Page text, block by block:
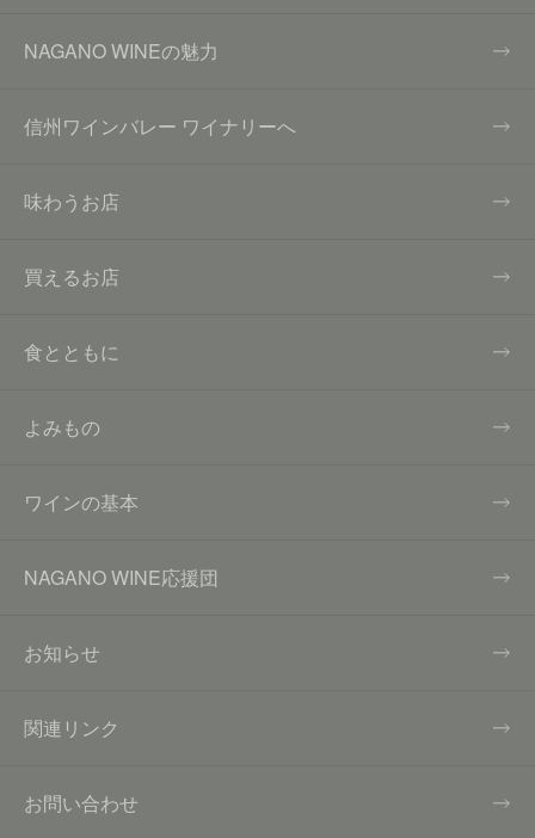
NAGANO WINEの魅力
信州ワインバレー ワイナリーへ
味わうお店
買えるお店
食とともに
よみもの
ワインの基本
NAGANO WINE応援団
お知らせ
関連リンク
お問い合わせ